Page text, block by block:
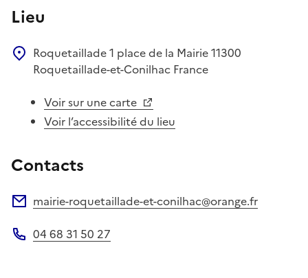
Lieu
Roquetaillade1 place de la Mairie11300
Roquetaillade-et-Conilhac France
Voir sur une carte
Voir l’accessibilité du lieu
Contacts
mairie-roquetaillade-et-conilhac@orange.fr
04 68 31 50 27